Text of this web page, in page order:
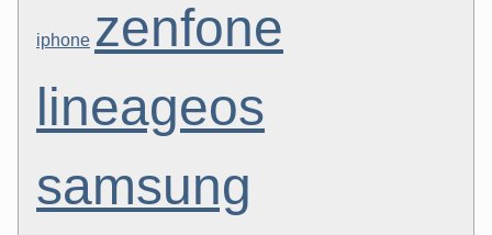
iphone zenfone
lineageos
samsung